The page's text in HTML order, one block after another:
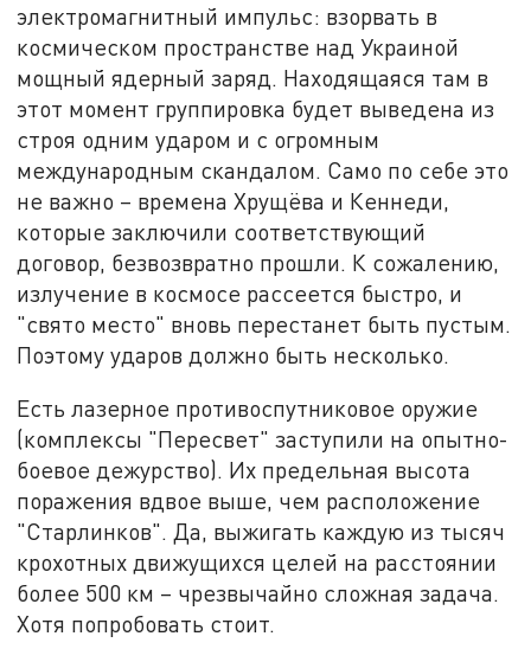
электромагнитный импульс: взорвать в
космическом пространстве над Украиной
мощный ядерный заряд. Находящаяся там в
этот момент группировка будет выведена из
строя одним ударом и с огромным
международным скандалом. Само по себе это
не важно – времена Хрущёва и Кеннеди,
которые заключили соответствующий
договор, безвозвратно прошли. К сожалению,
излучение в космосе рассеется быстро, и
"свято место" вновь перестанет быть пустым.
Поэтому ударов должно быть несколько.
Есть лазерное противоспутниковое оружие
(комплексы "Пересвет" заступили на опытно-
боевое дежурство). Их предельная высота
поражения вдвое выше, чем расположение
"Старлинков". Да, выжигать каждую из тысяч
крохотных движущихся целей на расстоянии
более 500 км – чрезвычайно сложная задача.
Хотя попробовать стоит.